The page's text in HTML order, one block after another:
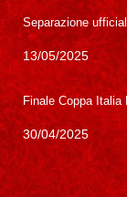
Separazione
13/05/2025
Finale Coppa
30/04/2025